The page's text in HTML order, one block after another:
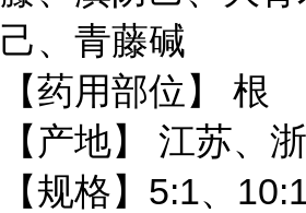
己、 青藤碱
【药用部位】 根
【产地】 江苏、
【规格】 5:1、